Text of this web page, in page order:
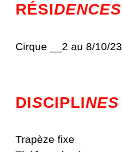
RÉSIDENCES
Cirque __2 au 8/10/23
DISCIPLINES
Trapèze fixe